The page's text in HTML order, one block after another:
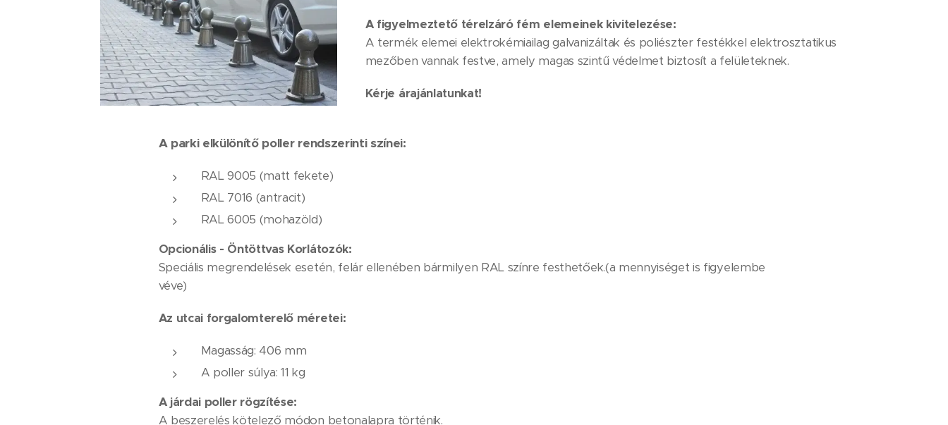
A figyelmeztető térelzáró fém elemeinek kivitelezése:
A termék elemei elektrokémiailag galvanizáltak és poliészter festékkel elektrosztatikus
mezőben vannak festve, amely magas szintű védelmet biztosít a felületeknek.
Kérje árajánlatunkat!
A parki elkülönítő poller rendszerinti színei:
RAL 9005 (matt fekete)
RAL 7016 (antracit)
RAL 6005 (mohazöld)
Opcionális - Öntöttvas Korlátozók:
Speciális megrendelések esetén, felár ellenében bármilyen RAL színre festhetőek.(a mennyiséget is figyelembe
véve)
Az utcai forgalomterelő méretei:
Magasság: 406 mm
A poller súlya: 11 kg
A járdai poller rögzítése:
A beszerelés kötelező módon betonalapra történik.